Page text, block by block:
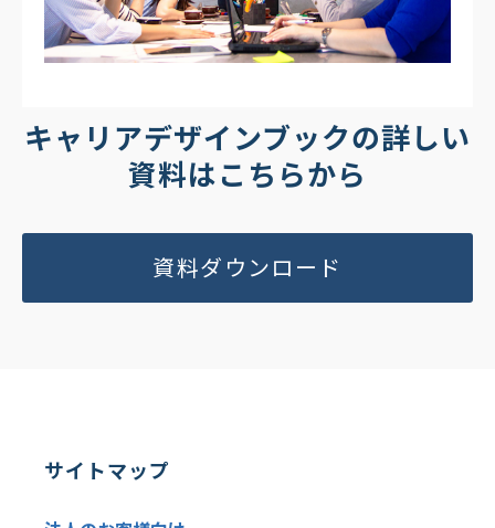
キャリアデザインブックの詳しい
資料はこちらから
資料ダウンロード
サイトマップ